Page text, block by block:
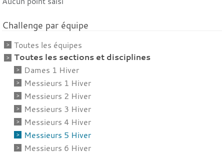
Challenge par équipe
Toutes les équipes
Toutes les sections et disciplines
Dames 1 Hiver
Messieurs 1 Hiver
Messieurs 2 Hiver
Messieurs 3 Hiver
Messieurs 4 Hiver
Messieurs 5 Hiver
Messieurs 6 Hiver